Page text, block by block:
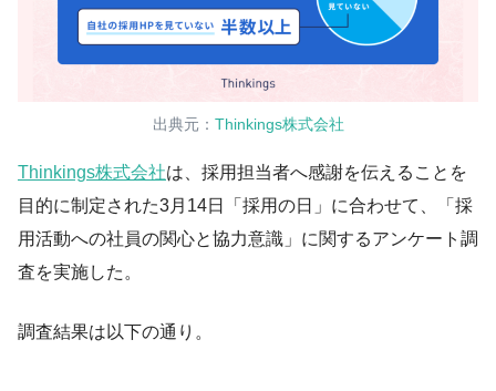
出典元： Thinkings株式会社
Thinkings株式会社は、採用担当者へ感謝を伝えることを
目的に制定された3月14日「採用の日」に合わせて、「採
用活動への社員の関心と協力意識」に関するアンケート調
査を実施した。
調査結果は以下の通り。